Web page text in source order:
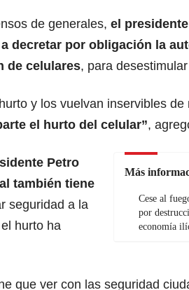
de generales, el
decretar por obligación la
de celulares, para
y los vuelvan inservibles de
el hurto del celular”,
Más
Cese al
por
economía
Petro
también tiene
seguridad a la
hurto ha
que ver con las seguridad